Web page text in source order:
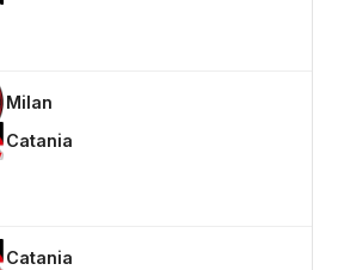
Milan
Catania
Catania